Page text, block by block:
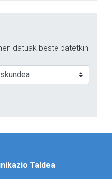
datuak beste batetkin
Taldea